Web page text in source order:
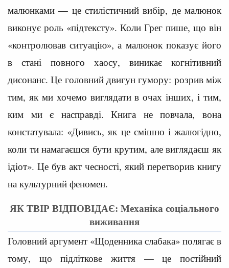
малюнками — це стилістичний вибір, де малюнок
виконує роль «підтексту». Коли Грег пише, що він
«контролював ситуацію», а малюнок показує його
в стані повного хаосу, виникає когнітивний
дисонанс. Це головний двигун гумору: розрив між
тим, як ми хочемо виглядати в очах інших, і тим,
ким ми є насправді. Книга не повчала, вона
констатувала: «Дивись, як це смішно і жалюгідно,
коли ти намагаєшся бути крутим, але виглядаєш як
ідіот». Це був акт чесності, який перетворив книгу
на культурний феномен.
ЯК ТВІР ВІДПОВІДАЄ: Механіка соціального
виживання
Головний аргумент «Щоденника слабака» полягає в
тому, що підліткове життя — це постійний